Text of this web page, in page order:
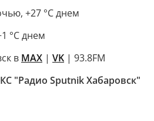
+27 °C днем
°С днем
в MAX | VK | 93.8FM
"Радио Sputnik Хабаровск"